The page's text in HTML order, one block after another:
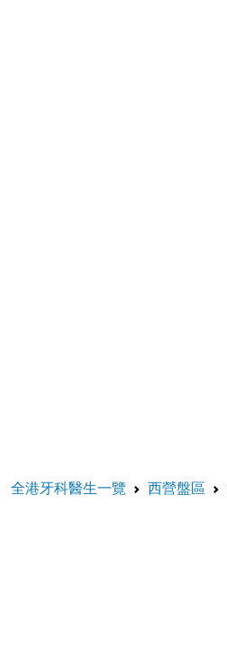
全港牙科醫生一覽 西營盤區